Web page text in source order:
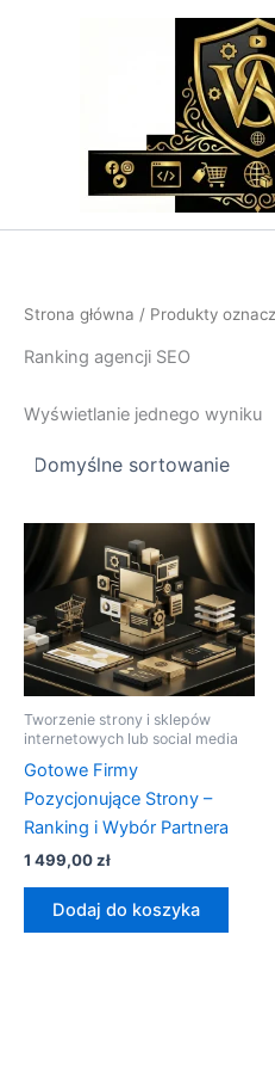
Strona główna / Produkty
Ranking agencji SEO
Wyświetlanie jednego wyniku
Tworzenie strony i sklepów
internetowych lub social media
Gotowe Firmy
Pozycjonujące Strony –
Ranking i Wybór Partnera
1 499,00zł
Dodaj do koszyka